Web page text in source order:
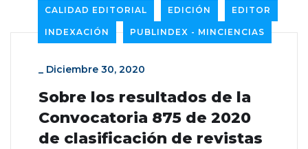
CALIDAD EDITORIAL EDICIÓN EDITOR
INDEXACIÓN PUBLINDEX - MINCIENCIAS
_ Diciembre 30, 2020
Sobre los resultados de la
Convocatoria 875 de 2020
de clasificación de revistas